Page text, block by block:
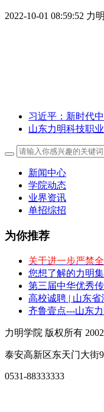
2022-10-01 08:59:52 力
习近平：新时代
山东力明科技职
新闻中心
学院动态
业界资讯
单招综招
为你推荐
关于进一步严禁
您想了解的力明
第三届中华优秀
高校诚聘 | 山东
齐鲁壹点---山东
力明学院 版权所有
泰安高新区东天门大街
0531-88333333